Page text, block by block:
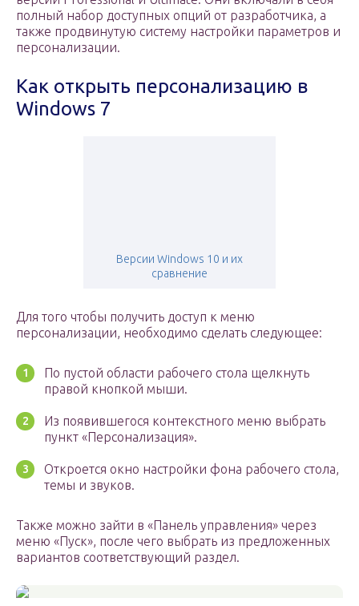
полный набор доступных опций от разработчика, а
также продвинутую систему настройки параметров и
персонализации.
Как открыть персонализацию в
Windows 7
Версии Windows 10 и их
сравнение
Для того чтобы получить доступ к меню
персонализации, необходимо сделать следующее:
По пустой области рабочего стола щелкнуть
правой кнопкой мыши.
Из появившегося контекстного меню выбрать
пункт «Персонализация».
Откроется окно настройки фона рабочего стола,
темы и звуков.
Также можно зайти в «Панель управления» через
меню «Пуск», после чего выбрать из предложенных
вариантов соответствующий раздел.